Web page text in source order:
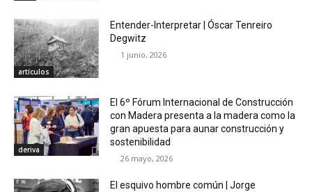
artículos
Entender-Interpretar | Óscar Tenreiro
Degwitz
1 junio, 2026
deriva
El 6º Fórum Internacional de Construcción
con Madera presenta a la madera como la
gran apuesta para aunar construcción y
sostenibilidad
26 mayo, 2026
El esquivo hombre común | Jorge